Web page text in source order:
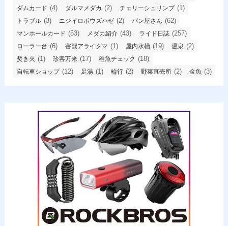
ダムカード (4) ダルマメダカ (2) チェリーシュリンプ(1)
トラブル (3) ニジイロボウズハゼ (2) パン屋さん (62)
マンホールカード (53) メダカ紹介 (43) ライド日誌 (257)
ローラー台 (6) 害獣アライグマ (1) 屋内水槽 (19) 温泉 (2)
焚き火 (1) 珍客万来 (17) 稚魚チェック (18)
自転車ショップ(12) 足湯 (1) 輪行 (2) 野菜直売所 (2) 金魚 (3)